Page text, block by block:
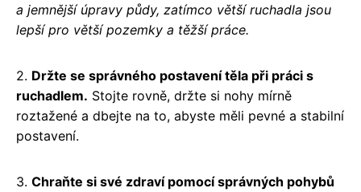
a jemnější úpravy půdy, zatímco větší ruchadla jsou
lepší pro větší pozemky a těžší práce.
2. Držte se správného postavení těla při práci s
ruchadlem. Stojte rovně, držte si nohy mírně
roztažené a dbejte na to, abyste měli pevné a stabilní
postavení.
3. Chraňte si své zdraví pomocí správných pohybů